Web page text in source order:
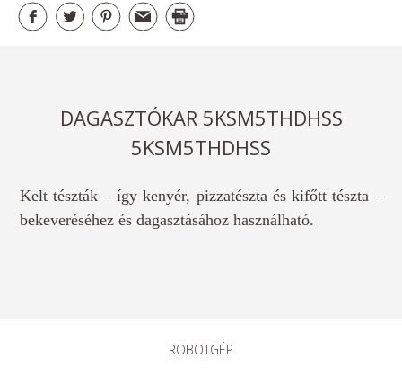
DAGASZTÓKAR 5KSM5THDHSS
5KSM5THDHSS
Kelt tészták – így kenyér, pizzatészta és kifőtt tészta –
bekeveréséhez és dagasztásához használható.
ROBOTGÉP